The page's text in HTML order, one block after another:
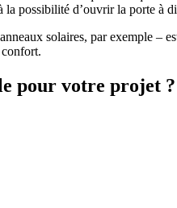
possibilité d’ouvrir la porte à
solaires, par exemple
pour votre projet ?